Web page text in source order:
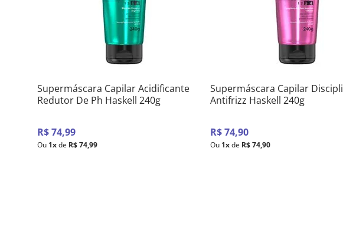
Supermáscara Capilar Acidificante
Redutor De Ph Haskell 240g
R$74,99
Ou 1xde R$74,99
Supermáscara Capilar
Antifrizz Haskell 240g
R$74,90
Ou 1xde R$74,90